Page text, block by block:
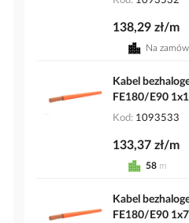
138,29 zł/m
Na
Kabel
FE180/E90
Kod 1093533
133,37 zł/m
58 m
Kabel
FE180/E90